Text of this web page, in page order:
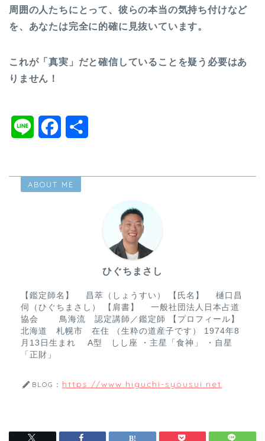
周囲の人たちにとって、彼らの本当の気持ち付けなど
を、あなたは完全に的確に見抜いています。
これが「真実」だと確信していることを疑う必要はあ
りません！
e e
ABOUT ME
ひぐちまさし
【鑑定師名】 昌萃（しょうすい） 【氏名】 樋口昌
伺（ひぐちまさし） 【肩書】 一般社団法人日本占道
協会 鳥海流 認定講師／鑑定師 【プロフィール】
北海道 札幌市 在住 （生粋の道産子です） 1974年8
月13日生まれ A型 しし座 ・主星「食神」 ・自星
「正財」
BLOG： https://www.higuchi-syousui.net